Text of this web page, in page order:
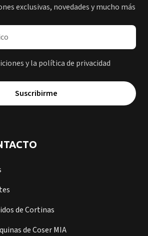
exclusivas, novedades y mucho más
y la política de privacidad
Suscribirme
de Cortinas
de Coser MIA